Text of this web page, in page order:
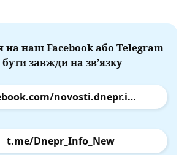
на наш Facebook або Telegram
завжди на зв’язку
facebook.com/novosti.dnepr.info
t.me/Dnepr_Info_New